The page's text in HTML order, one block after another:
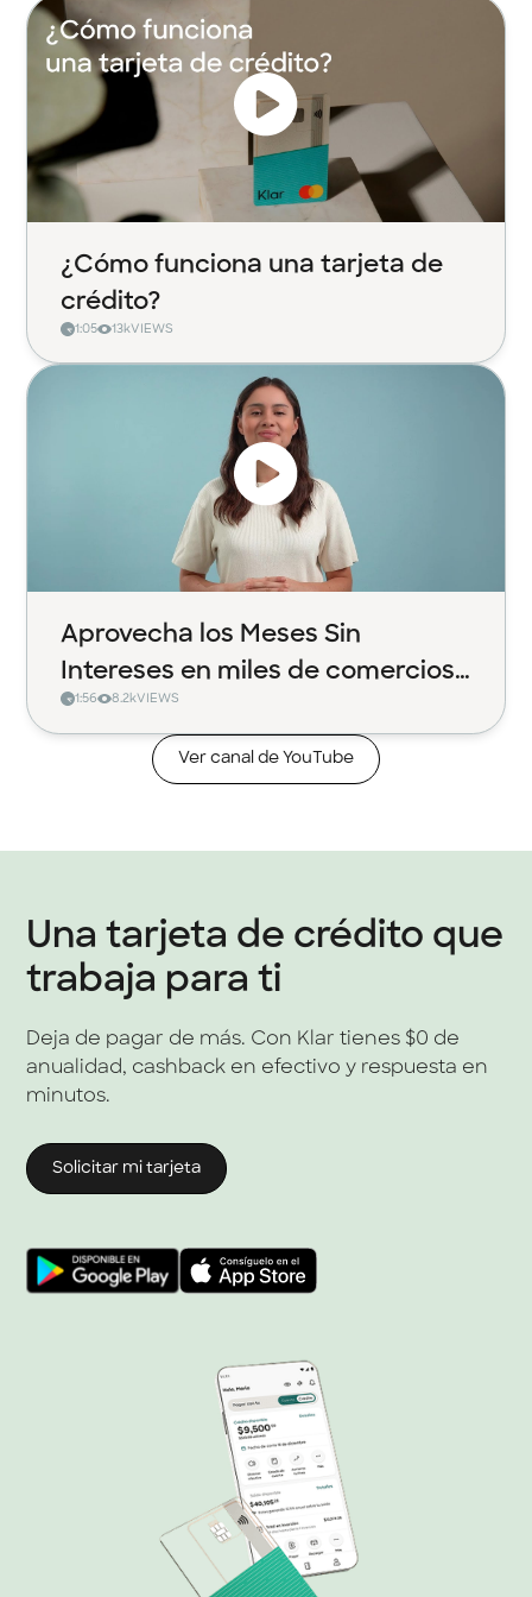
¿Cómo funciona una tarjeta de
crédito?
1:05 13kVIEWS
Aprovecha los Meses Sin
Intereses en miles de comercios
con Klar
1:56 8.2kVIEWS
Ver canal de YouTube
Una tarjeta de crédito que
trabaja para ti
Deja de pagar de más. Con Klar tienes $0 de
anualidad, cashback en efectivo y respuesta en
minutos.
Solicitar mi tarjeta